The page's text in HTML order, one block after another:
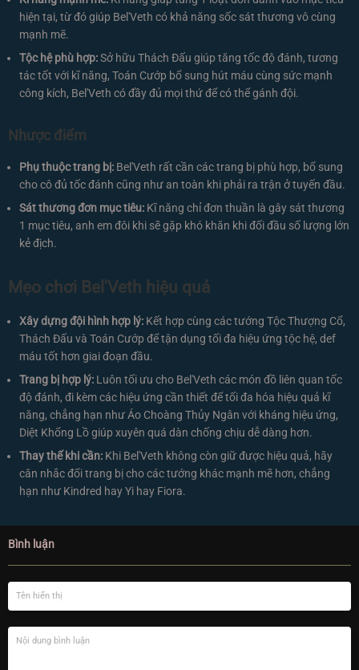
hiện tại, từ đó giúp Bel'Veth có khả năng sốc sát thương vô cùng
mạnh mẽ.
Tộc hệ phù hợp:Sở hữu Thách Đấu giúp tăng tốc độ đánh, tương
tác tốt với kĩ năng, Toán Cướp bổ sung hút máu cùng sức mạnh
công kích, Bel'Veth có đầy đủ mọi thứ để có thể gánh đội.
Nhược điểm
Phụ thuộc trang bị: Bel'Veth rất cần các trang bị phù hợp, bổ sung
cho cô đủ tốc đánh cũng như an toàn khi phải ra trận ở tuyến đầu.
Sát thương đơn mục tiêu: Kĩ năng chỉ đơn thuần là gây sát thương
1 mục tiêu, anh em đôi khi sẽ gặp khó khăn khi đối đầu số lượng lớn
kẻ địch.
Mẹo chơi Bel'Veth hiệu quả
Xây dựng đội hình hợp lý: Kết hợp cùng các tướng Tộc Thượng Cổ,
Thách Đấu và Toán Cướp để tận dụng tối đa hiệu ứng tộc hệ, def
máu tốt hơn giai đoạn đầu.
Trang bị hợp lý: Luôn tối ưu cho Bel'Veth các món đồ liên quan tốc
độ đánh, đi kèm các hiệu ứng cần thiết để tối đa hóa hiệu quả kĩ
năng, chẳng hạn như Áo Choàng Thủy Ngân với kháng hiệu ứng,
Diệt Khổng Lồ giúp xuyên quá dàn chống chịu dễ dàng hơn.
Thay thế khi cần: Khi Bel'Veth không còn giữ được hiệu quả, hãy
cân nhắc đổi trang bị cho các tướng khác mạnh mẽ hơn, chẳng
hạn như Kindred hay Yi hay Fiora.
Bình luận